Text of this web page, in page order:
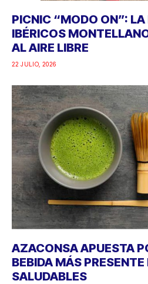
PICNIC “MODO ON”: LA
IBÉRICOS
AL AIRE LIBRE
22 JULIO, 2026
AZACONSA APUESTA
BEBIDA MÁS
SALUDABLES